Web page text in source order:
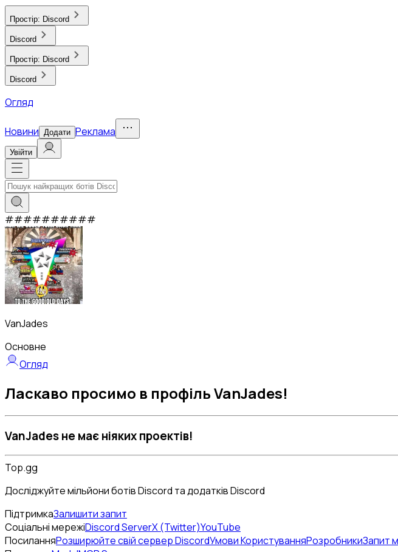
Простір: Discord
Discord
Простір: Discord
Discord
Огляд
Новини Додати Реклама
Увійти
##########
VanJades
Основне
Огляд
Ласкаво просимо в профіль VanJades!
VanJades не має ніяких проектів!
Top.gg
Досліджуйте мільйони ботів Discord та додатків Discord
ПідтримкаЗалишити запит
Соціальні мережіDiscord ServerX (Twitter)YouTube
ПосиланняРозширюйте свій сервер DiscordУмови КористуванняРозробникиЗапит